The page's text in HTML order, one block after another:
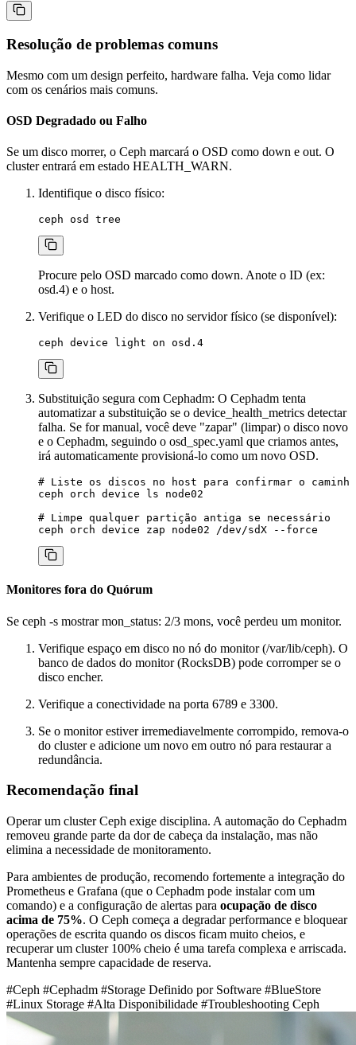
Resolução de problemas comuns
Mesmo com um design perfeito, hardware falha. Veja como lidar
com os cenários mais comuns.
OSD Degradado ou Falho
Se um disco morrer, o Ceph marcará o OSD como down e out. O
cluster entrará em estado HEALTH_WARN.
Identifique o disco físico:
Procure pelo OSD marcado como down. Anote o ID (ex:
osd.4) e o host.
Verifique o LED do disco no servidor físico (se disponível):
Substituição segura com Cephadm: O Cephadm tenta
automatizar a substituição se o device_health_metrics detectar
falha. Se for manual, você deve "zapar" (limpar) o disco novo
e o Cephadm, seguindo o osd_spec.yaml que criamos antes,
irá automaticamente provisioná-lo como um novo OSD.
# Liste os discos no host para confirmar o
ceph orch device ls node02
# Limpe qualquer partição antiga se necessário
Monitores fora do Quórum
Se ceph -s mostrarmon_status: 2/3 mons, você perdeu um monitor.
Verifique espaço em disco no nó do monitor (/var/lib/ceph). O
banco de dados do monitor (RocksDB) pode corromper se o
disco encher.
Verifique a conectividade na porta 6789 e 3300.
Se o monitor estiver irremediavelmente corrompido, remova-o
do cluster e adicione um novo em outro nó para restaurar a
redundância.
Recomendação final
Operar um cluster Ceph exige disciplina. A automação do Cephadm
removeu grande parte da dor de cabeça da instalação, mas não
elimina a necessidade de monitoramento.
Para ambientes de produção, recomendo fortemente a integração do
Prometheus e Grafana (que o Cephadm pode instalar com um
comando) e a configuração de alertas para ocupação de disco
acima de 75%. O Ceph começa a degradar performance e bloquear
operações de escrita quando os discos ficam muito cheios, e
recuperar um cluster 100% cheio é uma tarefa complexa e arriscada.
Mantenha sempre capacidade de reserva.
#Ceph #Cephadm #Storage Definido por Software #BlueStore
#Linux Storage #Alta Disponibilidade #Troubleshooting Ceph